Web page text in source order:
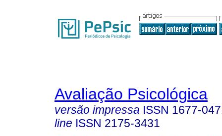
Avaliação Psicológica
versão impressa ISSN 1677-
line ISSN 2175-3431